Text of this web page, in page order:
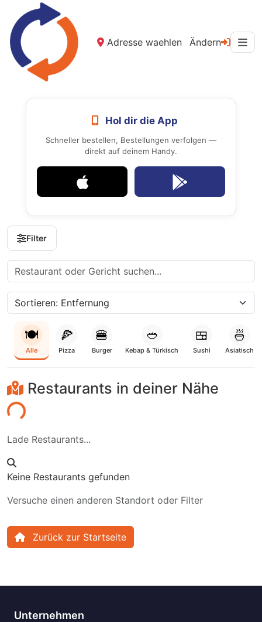
Adresse waehlen Ändern
Hol dir die App
Schneller bestellen, Bestellungen verfolgen —
direkt auf deinem Handy.
Filter
🍽️
Alle
🍕
Pizza
🍔
Burger
🥙
Kebap & Türkisch
🍱
Sushi
🍜
Asiatisch
Restaurants in deiner Nähe
Lade Restaurants...
Keine Restaurants gefunden
Versuche einen anderen Standort oder Filter
Zurück zur Startseite
Unternehmen